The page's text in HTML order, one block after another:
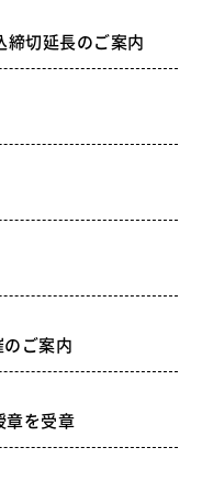
切延長のご案内
ご案内
章を受章